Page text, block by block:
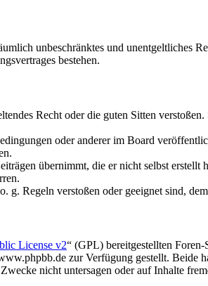
unbeschränktes und unentgeltliches
bestehen.
Recht oder die guten Sitten
oder anderer im Board
übernimmt, die er nicht selbst erstellt
g. Regeln verstoßen oder geeignet sind,
License v2“ (GPL) bereitgestellten
zur Verfügung gestellt. Beide
nicht untersagen oder auf Inhalte